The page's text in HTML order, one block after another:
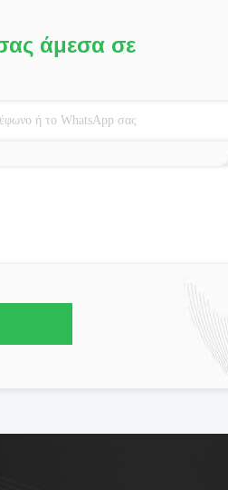
άμεσα σε